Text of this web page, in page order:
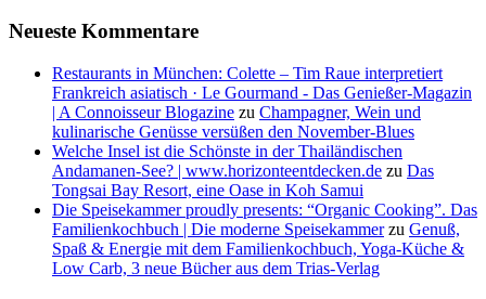
Neueste Kommentare
Restaurants in München: Colette – Tim Raue interpretiert
Frankreich asiatisch · Le Gourmand - Das Genießer-Magazin
| A Connoisseur Blogazine zu Champagner, Wein und
kulinarische Genüsse versüßen den November-Blues
Welche Insel ist die Schönste in der Thailändischen
Andamanen-See? | www.horizonteentdecken.de zu Das
Tongsai Bay Resort, eine Oase in Koh Samui
Die Speisekammer proudly presents: “Organic Cooking”. Das
Familienkochbuch | Die moderne Speisekammerzu Genuß,
Spaß & Energie mit dem Familienkochbuch, Yoga-Küche &
Low Carb, 3 neue Bücher aus dem Trias-Verlag